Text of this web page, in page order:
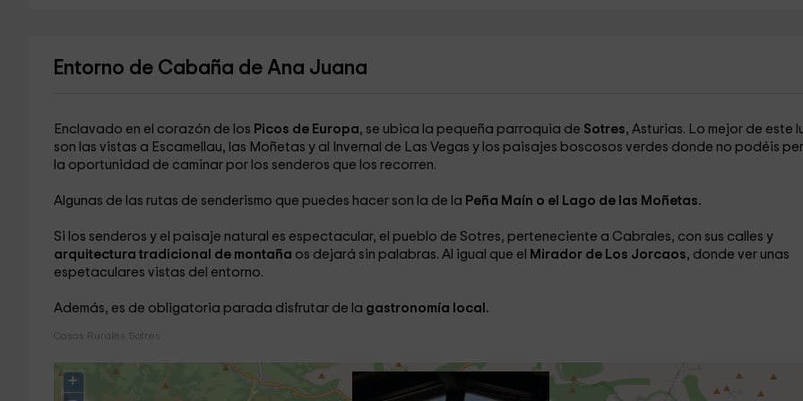
Entorno de Cabaña de Ana Juana
Enclavado en el corazón de los Picos de Europa, se ubica la pequeña parroquia de Sotres, Asturias. Lo mejor de este
son las vistas a Escamellau, las Moñetas y al Invernal de Las Vegas y los paisajes boscosos verdes donde no podéis
la oportunidad de caminar por los senderos que los recorren.
Algunas de las rutas de senderismo que puedes hacer son la de la Peña Maín o el Lago de las Moñetas.
Si los senderos y el paisaje natural es espectacular, el pueblo de Sotres, perteneciente a Cabrales, con sus calles y
arquitectura tradicional de montaña os dejará sin palabras. Al igual que el Mirador de Los Jorcaos, donde ver unas
espetaculares vistas del entorno.
Además, es de obligatoria parada disfrutar de la gastronomía local.
Casas Rurales Sotres
+